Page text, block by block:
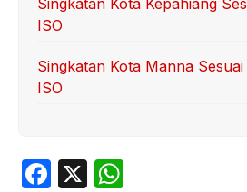
ISO
Singkatan Kota Manna
ISO
F
X